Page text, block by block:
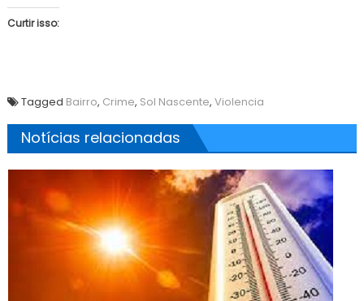
Curtir isso:
Tagged Bairro, Crime, Sol Nascente, Violencia
Notícias relacionadas